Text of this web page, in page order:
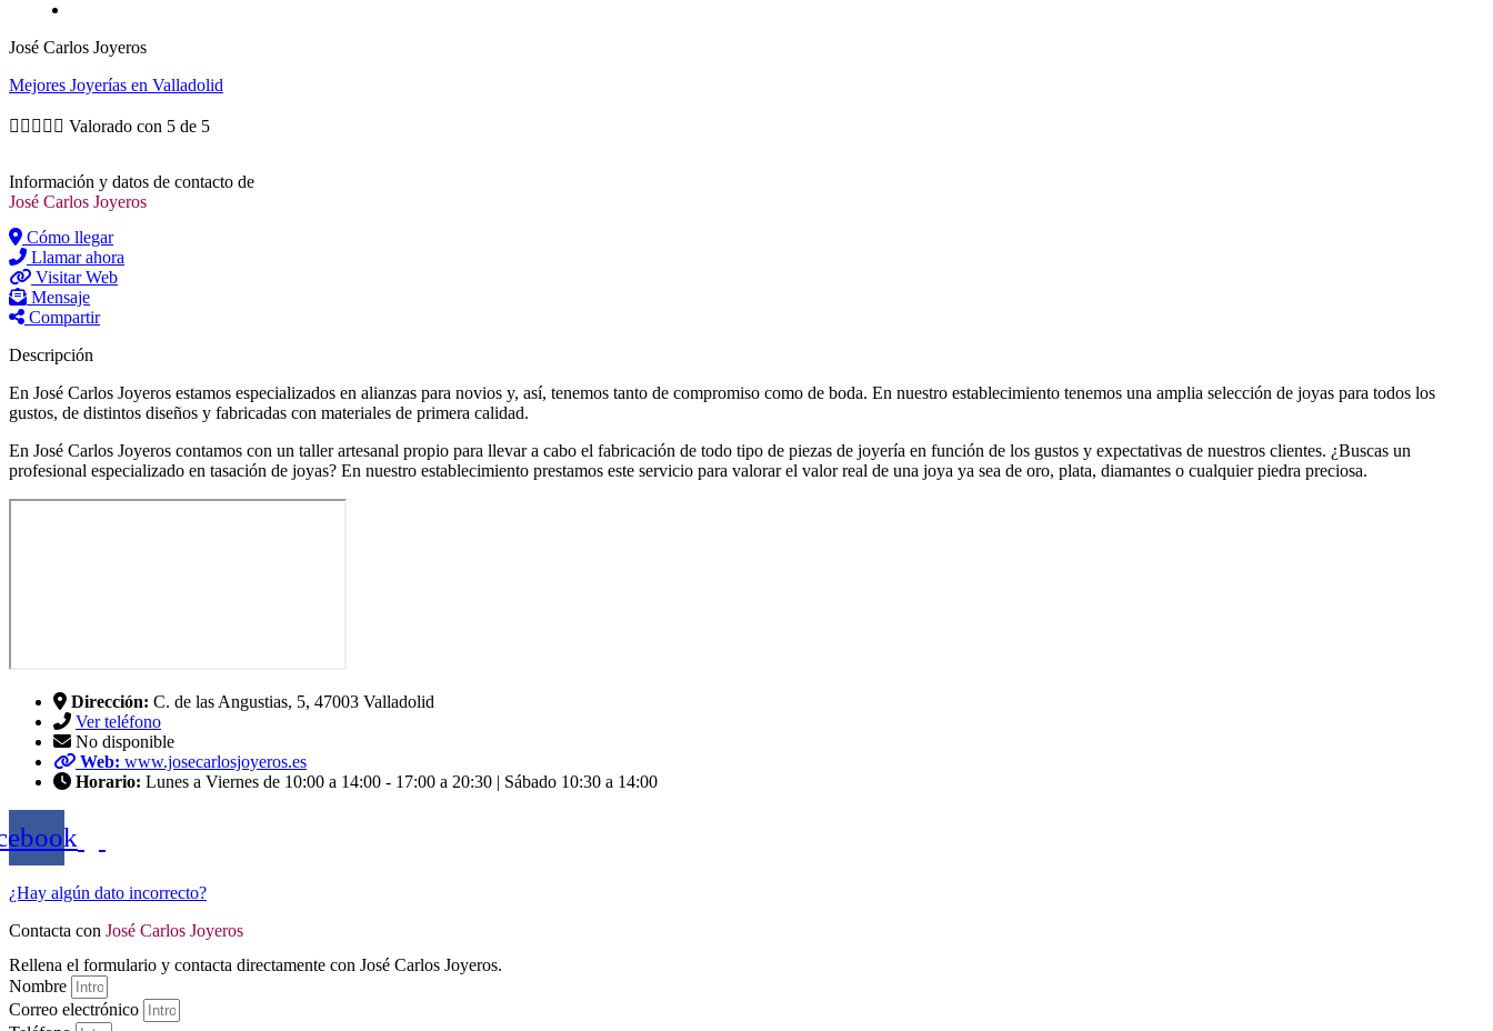
José Carlos Joyeros
Mejores Joyerías en Valladolid
     Valorado con 5 de 5
Información y datos de contacto de
José Carlos Joyeros
Cómo llegar
Llamar ahora
Visitar Web
Mensaje
Compartir
Descripción
En José Carlos Joyeros estamos especializados en alianzas para novios y, así, tenemos tanto de compromiso como de boda. En nuestro establecimiento tenemos una amplia selección de joyas para todos los
gustos, de distintos diseños y fabricadas con materiales de primera calidad.
En José Carlos Joyeros contamos con un taller artesanal propio para llevar a cabo el fabricación de todo tipo de piezas de joyería en función de los gustos y expectativas de nuestros clientes. ¿Buscas un
profesional especializado en tasación de joyas? En nuestro establecimiento prestamos este servicio para valorar el valor real de una joya ya sea de oro, plata, diamantes o cualquier piedra preciosa.
Dirección: C. de las Angustias, 5, 47003 Valladolid
Ver teléfono
No disponible
Web: www.josecarlosjoyeros.es
Horario: Lunes a Viernes de 10:00 a 14:00 - 17:00 a 20:30 | Sábado 10:30 a 14:00
¿Hay algún dato incorrecto?
Contacta con José Carlos Joyeros
Rellena el formulario y contacta directamente con José Carlos Joyeros.
Nombre
Correo electrónico